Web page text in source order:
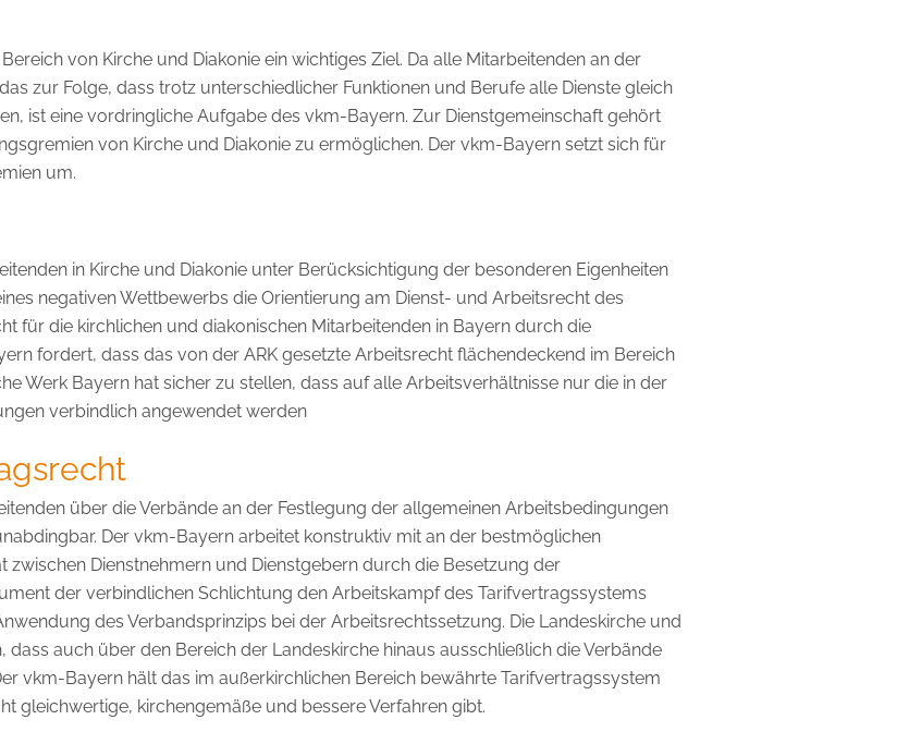
von Kirche und Diakonie ein wichtiges Ziel. Da alle Mitarbeitenden an der
zur Folge, dass trotz unterschiedlicher Funktionen und Berufe alle Dienste gleich
ist eine vordringliche Aufgabe des vkm-Bayern. Zur Dienstgemeinschaft gehört
von Kirche und Diakonie zu ermöglichen. Der vkm-Bayern setzt sich für
um.
in Kirche und Diakonie unter Berücksichtigung der besonderen Eigenheiten
negativen Wettbewerbs die Orientierung am Dienst- und Arbeitsrecht des
für die kirchlichen und diakonischen Mitarbeitenden in Bayern durch die
fordert, dass das von der ARK gesetzte Arbeitsrecht flächendeckend im Bereich
Werk Bayern hat sicher zu stellen, dass auf alle Arbeitsverhältnisse nur die in der
verbindlich angewendet werden
über die Verbände an der Festlegung der allgemeinen Arbeitsbedingungen
Der vkm-Bayern arbeitet konstruktiv mit an der bestmöglichen
zwischen Dienstnehmern und Dienstgebern durch die Besetzung der
der verbindlichen Schlichtung den Arbeitskampf des Tarifvertragssystems
des Verbandsprinzips bei der Arbeitsrechtssetzung. Die Landeskirche und
auch über den Bereich der Landeskirche hinaus ausschließlich die Verbände
vkm-Bayern hält das im außerkirchlichen Bereich bewährte Tarifvertragssystem
gleichwertige, kirchengemäße und bessere Verfahren gibt.